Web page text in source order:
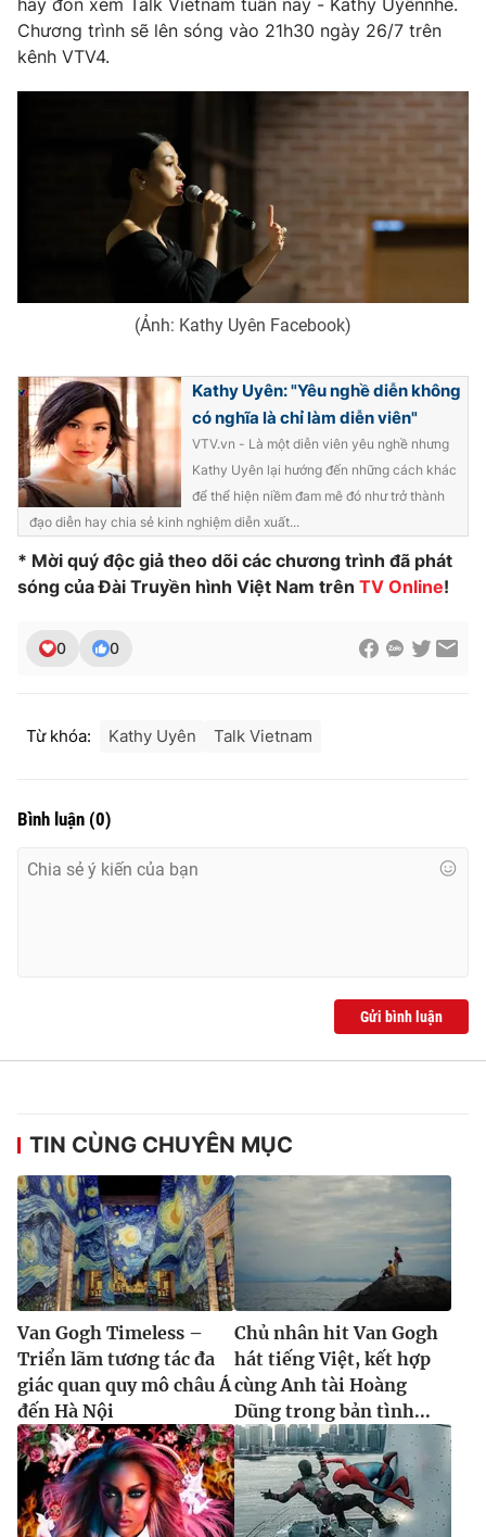
Ðiện thoại Thời báo VTV:024.66 897 897
Email:toasoan@vtv.vn
® Cấm sao chép dưới mọi hình thức nếu không có sự chấp
thuận bằng văn bản. Ghi rõ nguồn VTV.vn khi phát hành lại
thông tin từ website này.
Chương trình sẽ lên sóng vào 21h30 ngày 26/7 trên
kênh VTV4.
(Ảnh: Kathy Uyên Facebook)
Kathy Uyên: "Yêu nghề diễn không
có nghĩa là chỉ làm diễn viên"
VTV.vn - Là một diễn viên yêu nghề nhưng
Kathy Uyên lại hướng đến những cách khác
để thể hiện niềm đam mê đó như trở thành
đạo diễn hay chia sẻ kinh nghiệm diễn xuất...
* Mời quý độc giả theo dõi các chương trình đã phát
sóng của Đài Truyền hình Việt Nam trên TV Online!
0 0
Từ khóa: Kathy Uyên Talk Vietnam
Bình luận (0)
Gửi bình luận
TIN CÙNG CHUYÊN MỤC
Van Gogh Timeless –
Triển lãm tương tác đa
giác quan quy mô châu Á
đến Hà Nội
Chủ nhân hit Van Gogh
hát tiếng Việt, kết hợp
cùng Anh tài Hoàng
Dũng trong bản tình...